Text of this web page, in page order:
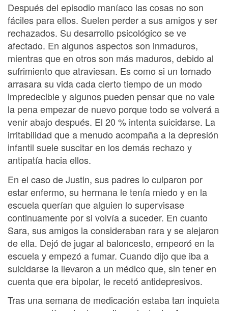
Después del episodio maníaco las cosas no son
fáciles para ellos. Suelen perder a sus amigos y ser
rechazados. Su desarrollo psicológico se ve
afectado. En algunos aspectos son inmaduros,
mientras que en otros son más maduros, debido al
sufrimiento que atraviesan. Es como si un tornado
arrasara su vida cada cierto tiempo de un modo
impredecible y algunos pueden pensar que no vale
la pena empezar de nuevo porque todo se volverá a
venir abajo después. El 20 % intenta suicidarse. La
irritabilidad que a menudo acompaña a la depresión
infantil suele suscitar en los demás rechazo y
antipatía hacia ellos.
En el caso de Justin, sus padres lo culparon por
estar enfermo, su hermana le tenía miedo y en la
escuela querían que alguien lo supervisase
continuamente por si volvía a suceder. En cuanto
Sara, sus amigos la consideraban rara y se alejaron
de ella. Dejó de jugar al baloncesto, empeoró en la
escuela y empezó a fumar. Cuando dijo que iba a
suicidarse la llevaron a un médico que, sin tener en
cuenta que era bipolar, le recetó antidepresivos.
Tras una semana de medicación estaba tan inquieta